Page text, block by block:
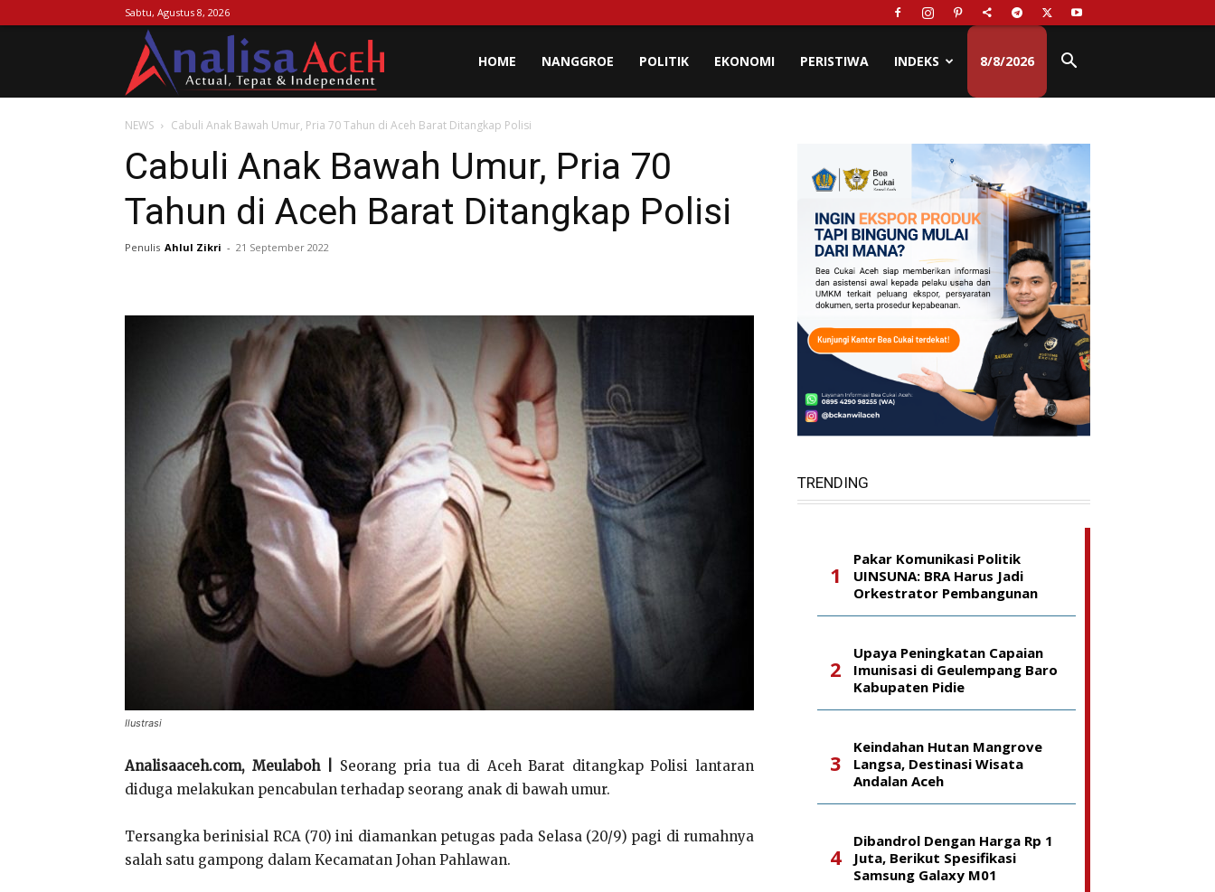
Sabtu, Agustus 8, 2026
Aceh
HOME NANGGROE POLITIK EKONOMI PERISTIWA INDEKS 8/8/2026
NEWS Cabuli Anak Bawah Umur, Pria 70 Tahun di Aceh Barat Ditangkap Polisi
Cabuli Anak Bawah Umur, Pria 70
Tahun di Aceh Barat Ditangkap Polisi
Penulis Ahlul Zikri - 21 September 2022
Ilustrasi
Analisaaceh.com, Meulaboh | Seorang pria tua di Aceh Barat ditangkap Polisi lantaran
diduga melakukan pencabulan terhadap seorang anak di bawah umur.
Tersangka berinisial RCA (70) ini diamankan petugas pada Selasa (20/9) pagi di rumahnya
salah satu gampong dalam Kecamatan Johan Pahlawan.
TRENDING
Pakar Komunikasi Politik
UINSUNA: BRA Harus Jadi
Orkestrator Pembangunan
Upaya Peningkatan Capaian
Imunisasi di Geulempang Baro
Kabupaten Pidie
Keindahan Hutan Mangrove
Langsa, Destinasi Wisata
Andalan Aceh
Dibandrol Dengan Harga Rp 1
Juta, Berikut Spesifikasi
Samsung Galaxy M01